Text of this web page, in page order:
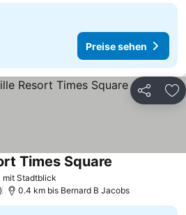
Preise sehen
Teilen
mit Stadtblick
Times Square
0.4 km bis Bernard B Jacobs